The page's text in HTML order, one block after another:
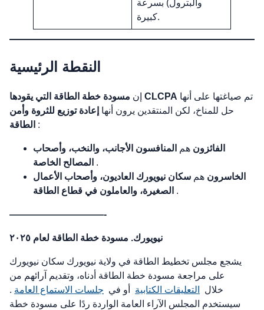
والبترول) بسرعة
كبيرة.
النقطة الرئيسية
إن مسودة خطة الطاقة التي يقودها CLCPA
حل للمناخ، لكن المنتقدين يرون أنها إعادة توزيع للثروة وأمن
الطاقة :
الفائزون هم
المنافسون الأجانب، والنخب، وأصحاب
المصالح الخاصة .
الخاسرون هم سكان نيويورك العاديون، وأصحاب الأعمال
الصغيرة، والعاملون في قطاع الطاقة .
——————————-
نيويورك. مسودة خطة الطاقة لعام ٢٠٢٥
يشجع مجلس تخطيط الطاقة في ولاية نيويورك سكان نيويورك
على مراجعة مسودة خطة الطاقة أدناه، وتقديم آرائهم من
خلال
التعليقات الكتابية أو في جلسات الاستماع العامة .
سيستخدم المجلس الآراء العامة الواردة ردًا على مسودة خطة